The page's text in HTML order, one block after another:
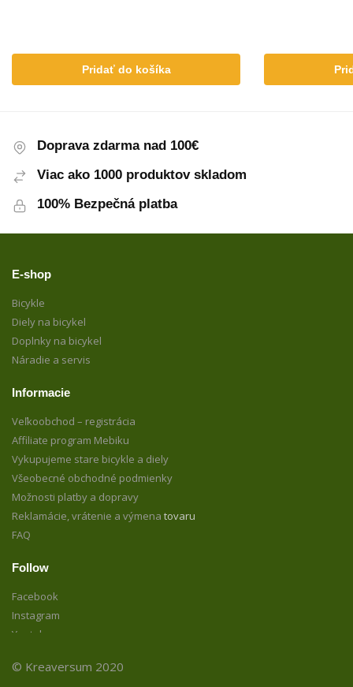
Pridať do košíka
Doprava zdarma nad 100€
Viac ako 1000 produktov skladom
100% Bezpečná platba
E-shop
Bicykle
Diely na bicykel
Doplnky na bicykel
Náradie a servis
Informacie
Veľkoobchod – registrácia
Affiliate program Mebiku
Vykupujeme stare bicykle a diely
Všeobecné obchodné podmienky
Možnosti platby a dopravy
Reklamácie, vrátenie a výmena tovaru
FAQ
Follow
Facebook
Instagram
Youtube
© Kreaversum 2020